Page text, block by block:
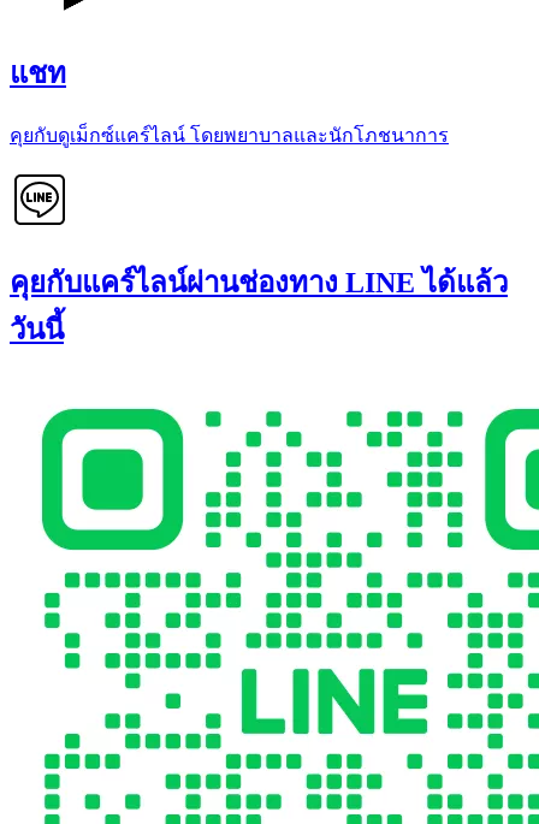
แชท
คุยกับดูเม็กซ์แคร์ไลน์ โดยพยาบาลและนักโภชนาการ
คุยกับแคร์ไลน์ผ่านช่องทาง LINE ได้แล้ว
วันนี้